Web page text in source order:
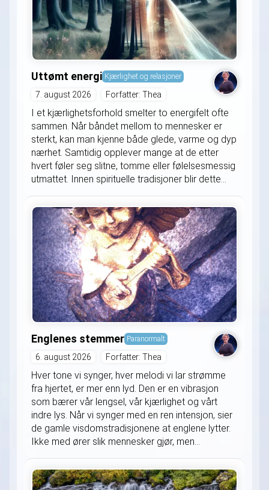
Uttømt energi Kjærlighet og relasjoner
7. august 2026 Forfatter: Thea
I et kjærlighetsforhold smelter to energifelt ofte
sammen. Når båndet mellom to mennesker er
sterkt, kan man kjenne både glede, varme og dyp
nærhet. Samtidig opplever mange at de etter
hvert føler seg slitne, tomme eller følelsesmessig
utmattet. Innen spirituelle tradisjoner blir dette...
Englenes stemmer Paranormalt
6. august 2026 Forfatter: Thea
Hver tone vi synger, hver melodi vi lar strømme
fra hjertet, er mer enn lyd. Den er en vibrasjon
som bærer vår lengsel, vår kjærlighet og vårt
indre lys. Når vi synger med en ren intensjon, sier
de gamle visdomstradisjonene at englene lytter.
Ikke med ører slik mennesker gjør, men...